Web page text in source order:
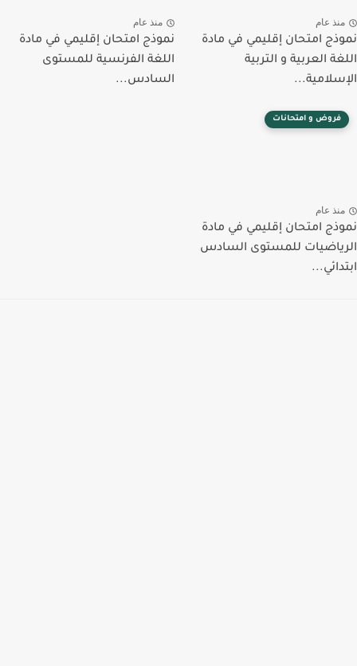
منذ عام
نموذج امتحان إقليمي في مادة
اللغة العربية و التربية
الإسلامية...
منذ عام
نموذج امتحان إقليمي في مادة
اللغة الفرنسية للمستوى
السادس...
فروض و امتحانات
منذ عام
نموذج امتحان إقليمي في مادة
الرياضيات للمستوى السادس
ابتدائي...